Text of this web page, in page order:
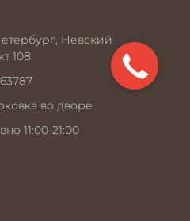
Невский
108
во дворе
11:00-21:00